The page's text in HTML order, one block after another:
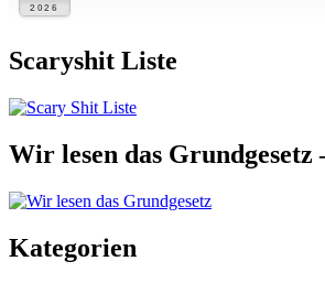
2026
Scaryshit Liste
Wir lesen das Grundgesetz
Kategorien